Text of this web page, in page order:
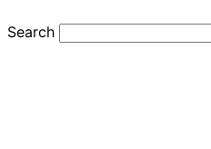
Search